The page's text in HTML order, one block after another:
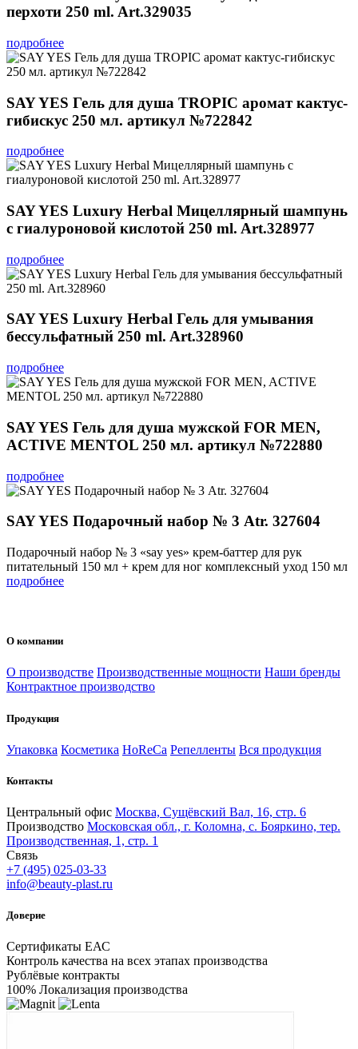
перхоти 250 ml. Art.329035
подробнее
SAY YES Гель для душа TROPIC аромат кактус-
гибискус 250 мл. артикул №722842
подробнее
SAY YES Luxury Herbal Мицеллярный шампунь
с гиалуроновой кислотой 250 ml. Art.328977
подробнее
SAY YES Luxury Herbal Гель для умывания
бессульфатный 250 ml. Art.328960
подробнее
SAY YES Гель для душа мужской FOR MEN,
ACTIVE MENTOL 250 мл. артикул №722880
подробнее
SAY YES Подарочный набор № 3 Atr. 327604
Подарочный набор № 3 «say yes» крем-баттер для рук
питательный 150 мл + крем для ног комплексный уход 150 мл
подробнее
О компании
О производстве Производственные мощности Наши бренды
Контрактное производство
Продукция
Упаковка Косметика HoReCa Репелленты Вся продукция
Контакты
Центральный офис Москва, Сущёвский Вал, 16, стр. 6
Производство Московская обл., г. Коломна, с. Бояркино, тер.
Производственная, 1, стр. 1
Связь
+7 (495) 025-03-33
info@beauty-plast.ru
Доверие
Сертификаты ЕАС
Контроль качества на всех этапах производства
Рублёвые контракты
100% Локализация производства